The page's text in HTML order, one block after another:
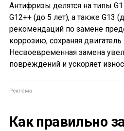
Антифризы делятся на типы
G12++ (до 5 лет), а также G13
рекомендаций по замене
коррозию, сохраняя двигатель
Несвоевременная замена
повреждений и ускоряет
Как правильно